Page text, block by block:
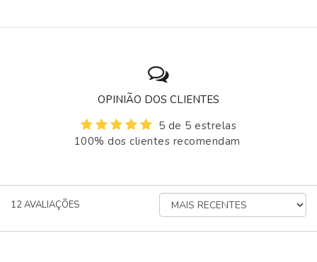
OPINIÃO DOS CLIENTES
5 de 5 estrelas
100% dos clientes recomendam
12AVALIAÇÕES
ORDENAR
AVALIAÇÕES